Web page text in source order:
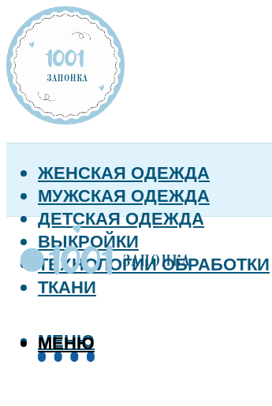
ЖЕНСКАЯ ОДЕЖДА
МУЖСКАЯ ОДЕЖДА
ДЕТСКАЯ ОДЕЖДА
ВЫКРОЙКИ
ТЕХНОЛОГИИ ОБРАБОТКИ
ТКАНИ
МЕНЮ
МЕНЮ